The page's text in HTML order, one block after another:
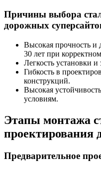
Причины выбора
дорожных
Высокая прочность и
30 лет при
Легкость установки
Гибкость в
конструкций.
Высокая
условиям.
Этапы монтажа
проектирования
Предварительное